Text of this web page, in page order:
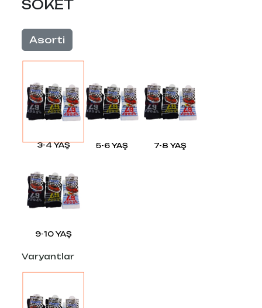
SOKET
Asorti
3-4 YAŞ 5-6 YAŞ 7-8 YAŞ
9-10 YAŞ
Varyantlar